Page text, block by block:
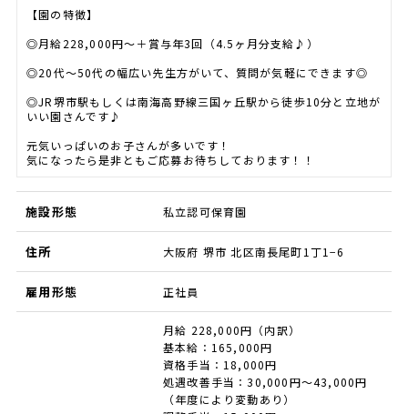
【園の特徴】
◎月給228,000円～＋賞与年3回（4.5ヶ月分支給♪）
◎20代～50代の幅広い先生方がいて、質問が気軽にできます◎
◎JR堺市駅もしくは南海高野線三国ヶ丘駅から徒歩10分と立地が
いい園さんです♪
元気いっぱいのお子さんが多いです！
気になったら是非ともご応募お待ちしております！！
施設形態 私立認可保育園
住所 大阪府 堺市 北区南長尾町1丁1−6
雇用形態 正社員
月給 228,000円（内訳）
基本給：165,000円
資格手当：18,000円
処遇改善手当：30,000円〜43,000円
（年度により変動あり）